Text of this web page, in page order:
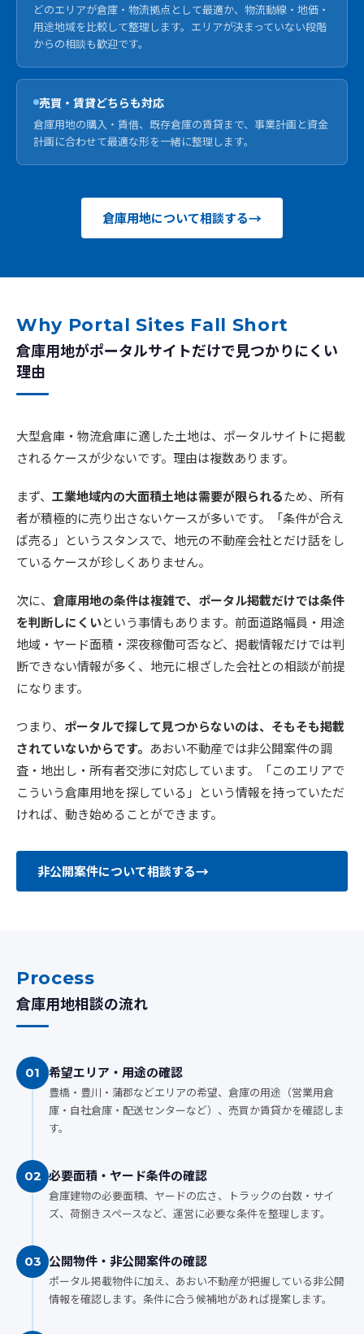
どのエリアが倉庫・物流拠点として最適か、物流動線・地価・
用途地域を比較して整理します。エリアが決まっていない段階
からの相談も歓迎です。
売買・賃貸どちらも対応
倉庫用地の購入・賃借、既存倉庫の賃貸まで、事業計画と資金
計画に合わせて最適な形を一緒に整理します。
倉庫用地について相談する
Why Portal Sites Fall Short
倉庫用地がポータルサイトだけで見つかりにくい
理由
大型倉庫・物流倉庫に適した土地は、ポータルサイトに掲載
されるケースが少ないです。理由は複数あります。
まず、 工業地域内の大面積土地は需要が限られるため、所有
者が積極的に売り出さないケースが多いです。「条件が合え
ば売る」というスタンスで、地元の不動産会社とだけ話をし
ているケースが珍しくありません。
次に、 倉庫用地の条件は複雑で、ポータル掲載だけでは条件
を判断しにくいという事情もあります。前面道路幅員・用途
地域・ヤード面積・深夜稼働可否など、掲載情報だけでは判
断できない情報が多く、地元に根ざした会社との相談が前提
になります。
つまり、 ポータルで探して見つからないのは、そもそも掲載
されていないからです。 あおい不動産では非公開案件の調
査・地出し・所有者交渉に対応しています。「このエリアで
こういう倉庫用地を探している」という情報を持っていただ
ければ、動き始めることができます。
非公開案件について相談する
Process
倉庫用地相談の流れ
01 希望エリア・用途の確認
豊橋・豊川・蒲郡などエリアの希望、倉庫の用途（営業用倉
庫・自社倉庫・配送センターなど）、売買か賃貸かを確認しま
す。
02 必要面積・ヤード条件の確認
倉庫建物の必要面積、ヤードの広さ、トラックの台数・サイ
ズ、荷捌きスペースなど、運営に必要な条件を整理します。
03 公開物件・非公開案件の確認
ポータル掲載物件に加え、あおい不動産が把握している非公開
情報を確認します。条件に合う候補地があれば提案します。